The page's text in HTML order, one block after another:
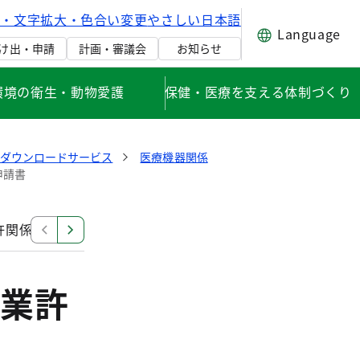
文字拡大・色合い変更やさしい日本語
出・申請 計画・審議会 お知らせ
Language
の衛生・動物愛護 保健・医療を支える体制づくり
ウンロードサービス
医療機器関係
書
関係 覚醒剤原料関係（医療機関・薬局）
許